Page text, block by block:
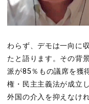
わらず、デモは一向に
たと語ります。その背
派が85％もの議席を獲
権・民主主義法が成立
外国の介入を抑えなけ